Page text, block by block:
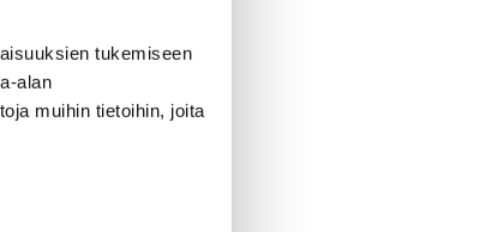
tukemiseen
alan
muihin tietoihin, joita